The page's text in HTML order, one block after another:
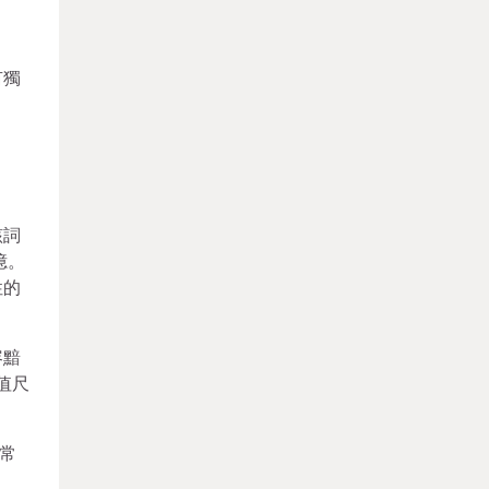
尺